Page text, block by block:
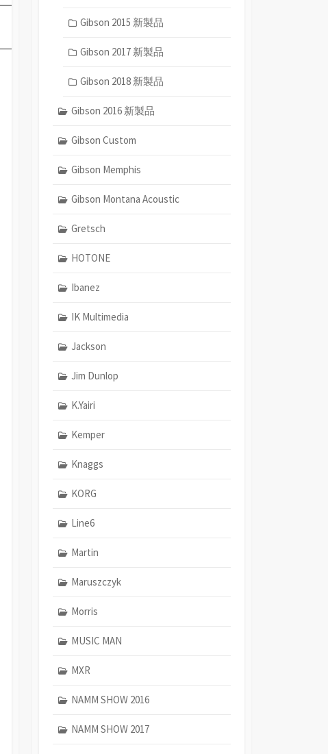
Gibson 2015 新製品
Gibson 2017 新製品
Gibson 2018 新製品
Gibson 2016 新製品
Gibson Custom
Gibson Memphis
Gibson Montana Acoustic
Gretsch
HOTONE
Ibanez
IK Multimedia
Jackson
Jim Dunlop
K.Yairi
Kemper
Knaggs
KORG
Line6
Martin
Maruszczyk
Morris
MUSIC MAN
MXR
NAMM SHOW 2016
NAMM SHOW 2017